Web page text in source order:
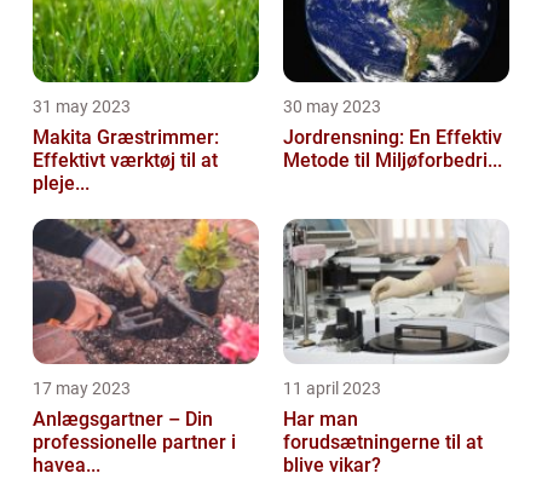
31 may 2023
Makita Græstrimmer:
Effektivt værktøj til at
pleje...
30 may 2023
Jordrensning: En Effektiv
Metode til Miljøforbedri...
17 may 2023
Anlægsgartner – Din
professionelle partner i
havea...
11 april 2023
Har man
forudsætningerne til at
blive vikar?